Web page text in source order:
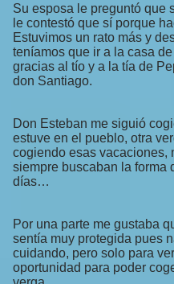
Su esposa le preguntó que
le contestó que sí porque
Estuvimos un rato más y
teníamos que ir a la casa
gracias al tío y a la tía de
don Santiago.
Don Esteban me siguió
estuve en el pueblo, otra
cogiendo esas vacaciones,
siempre buscaban la forma
días…
Por una parte me gustaba
sentía muy protegida pues
cuidando, pero solo para
oportunidad para poder